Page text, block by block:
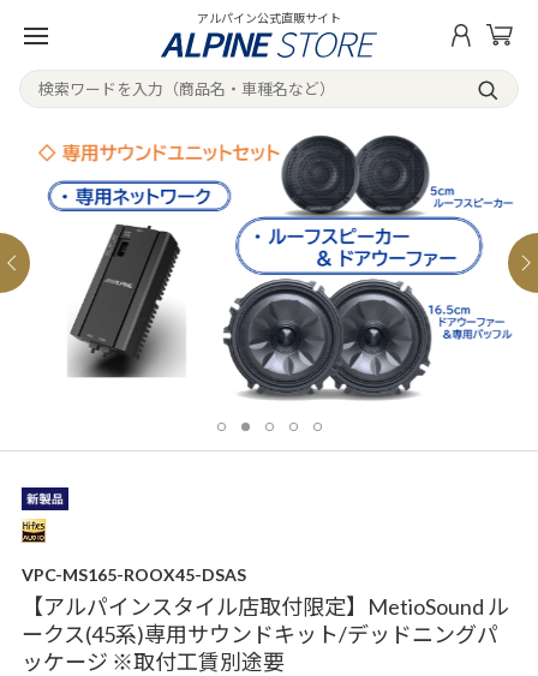
アルパイン公式直販サイト
VPC-MS165-ROOX45-DSAS
【アルパインスタイル店取付限定】MetioSound ル
ークス(45系)専用サウンドキット/デッドニングパ
ッケージ ※取付工賃別途要